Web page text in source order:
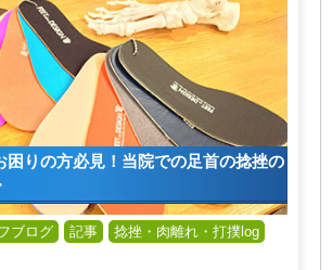
困りの方必見！当院での足首の捻挫の
ブログ 記事
捻挫・肉離れ・打撲log